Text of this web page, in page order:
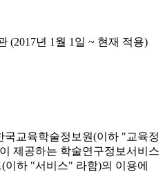
(2017년 1월 1일 ~ 현재 적용)
국교육학술정보원(이하 "교육정
제공하는 학술연구정보서비스
이하 "서비스" 라함)의 이용에